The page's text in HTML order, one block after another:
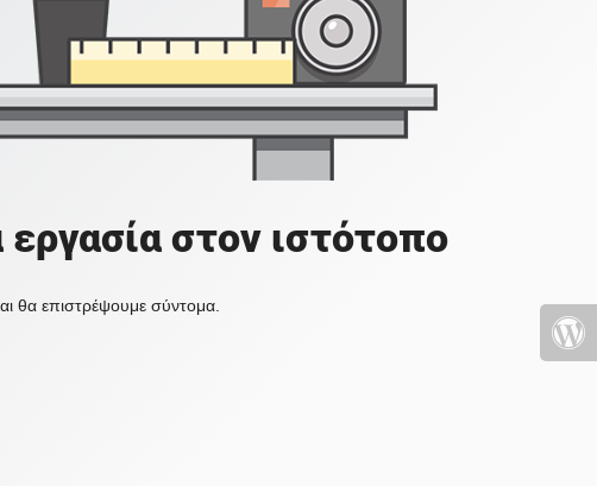
στον ιστότοπο
θα επιστρέψουμε σύντομα.